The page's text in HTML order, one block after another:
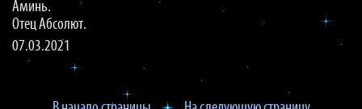
Аминь.
Отец Абсолют.
07.03.2021